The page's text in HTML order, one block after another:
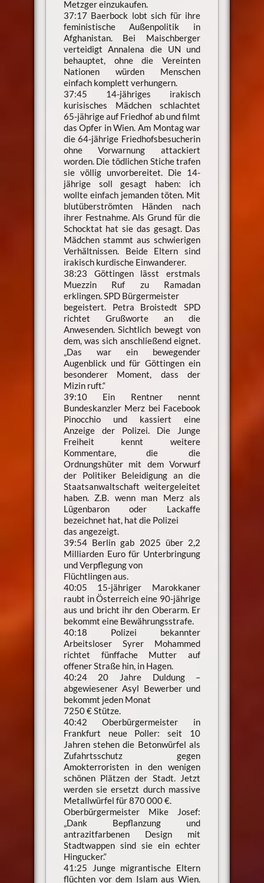
Metzger einzukaufen.
37:17 Baerbock lobt sich für ihre
feministische Außenpolitik in
Afghanistan. Bei Maischberger
verteidigt Annalena die UN und
behauptet, ohne die Vereinten
Nationen würden Menschen
einfach komplett verhungern.
37:45 14-jähriges irakisch
kurisisches Mädchen schlachtet
65-jährige auf Friedhof ab und filmt
das Opfer in Wien. Am Montag war
die 64-jährige Friedhofsbesucherin
ohne Vorwarnung attackiert
worden. Die tödlichen Stiche trafen
sie völlig unvorbereitet. Die 14-
jährige soll gesagt haben: ich
wollte einfach jemanden töten. Mit
blutüberströmten Händen nach
ihrer Festnahme. Als Grund für die
Schocktat hat sie das gesagt. Das
Mädchen stammt aus schwierigen
Verhältnissen. Beide Eltern sind
irakisch kurdische Einwanderer.
38:23 Göttingen lässt erstmals
Muezzin Ruf zu Ramadan
erklingen. SPD Bürgermeister
begeistert. Petra Broistedt SPD
richtet Grußworte an die
Anwesenden. Sichtlich bewegt von
dem, was sich anschließend eignet.
„Das war ein bewegender
Augenblick und für Göttingen ein
besonderer Moment, dass der
Mizin ruft.“
39:10 Ein Rentner nennt
Bundeskanzler Merz bei Facebook
Pinocchio und kassiert eine
Anzeige der Polizei. Die Junge
Freiheit kennt weitere
Kommentare, die die
Ordnungshüter mit dem Vorwurf
der Politiker Beleidigung an die
Staatsanwaltschaft weitergeleitet
haben. Z.B. wenn man Merz als
Lügenbaron oder Lackaffe
bezeichnet hat, hat die Polizei
das angezeigt.
39:54 Berlin gab 2025 über 2,2
Milliarden Euro für Unterbringung
und Verpflegung von
Flüchtlingen aus.
40:05 15-jähriger Marokkaner
raubt in Österreich eine 90-jährige
aus und bricht ihr den Oberarm. Er
bekommt eine Bewährungsstrafe.
40:18 Polizei bekannter
Arbeitsloser Syrer Mohammed
richtet fünffache Mutter auf
offener Straße hin, in Hagen.
40:24 20 Jahre Duldung –
abgewiesener Asyl Bewerber und
bekommt jeden Monat
7250 € Stütze.
40:42 Oberbürgermeister in
Frankfurt neue Poller: seit 10
Jahren stehen die Betonwürfel als
Zufahrtsschutz gegen
Amokterroristen in den wenigen
schönen Plätzen der Stadt. Jetzt
werden sie ersetzt durch massive
Metallwürfel für 870 000 €.
Oberbürgermeister Mike Josef:
„Dank Bepflanzung und
antrazitfarbenen Design mit
Stadtwappen sind sie ein echter
Hingucker.“
41:25 Junge migrantische Eltern
flüchten vor dem Islam aus Wien.